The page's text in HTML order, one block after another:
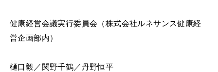
健康経営会議実行委員会（株式会社ルネサンス健康経
営企画部内）
樋口毅／関野千鶴／丹野恒平